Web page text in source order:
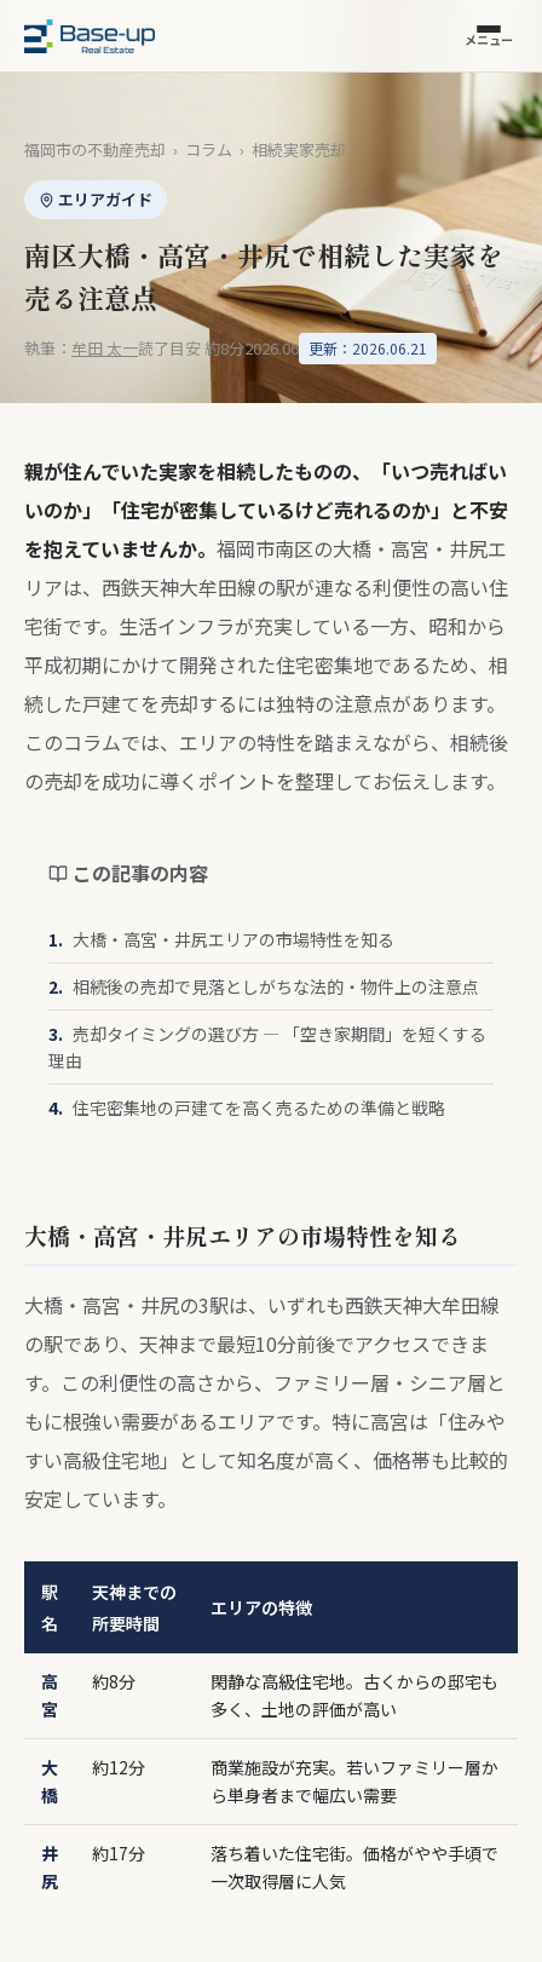
メニュー
福岡市の不動産売却 › コラム › 相続実家売却
エリアガイド
南区大橋・高宮・井尻で相続した実家を
売る注意点
執筆： 牟田 太一読了目安 約8分2026.06 更新：2026.06.21
親が住んでいた実家を相続したものの、「いつ売ればい
いのか」「住宅が密集しているけど売れるのか」と不安
を抱えていませんか。 福岡市南区の大橋・高宮・井尻エ
リアは、西鉄天神大牟田線の駅が連なる利便性の高い住
宅街です。生活インフラが充実している一方、昭和から
平成初期にかけて開発された住宅密集地であるため、相
続した戸建てを売却するには独特の注意点があります。
このコラムでは、エリアの特性を踏まえながら、相続後
の売却を成功に導くポイントを整理してお伝えします。
この記事の内容
大橋・高宮・井尻エリアの市場特性を知る
相続後の売却で見落としがちな法的・物件上の注意点
売却タイミングの選び方 — 「空き家期間」を短くする
理由
住宅密集地の戸建てを高く売るための準備と戦略
大橋・高宮・井尻エリアの市場特性を知る
大橋・高宮・井尻の3駅は、いずれも西鉄天神大牟田線
の駅であり、天神まで最短10分前後でアクセスできま
す。この利便性の高さから、ファミリー層・シニア層と
もに根強い需要があるエリアです。特に高宮は「住みや
すい高級住宅地」として知名度が高く、価格帯も比較的
安定しています。
駅
名
天神までの
所要時間
エリアの特徴
高
宮
約8分
閑静な高級住宅地。古くからの邸宅も
多く、土地の評価が高い
大
橋
約12分
商業施設が充実。若いファミリー層か
ら単身者まで幅広い需要
井
尻
約17分
落ち着いた住宅街。価格がやや手頃で
一次取得層に人気